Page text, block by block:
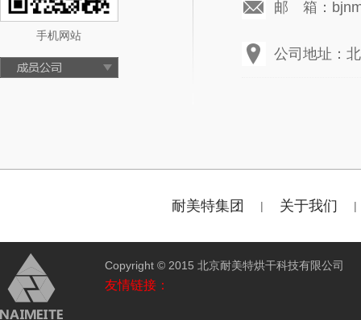
手机网站
邮 箱：
公司地址：
耐美特集团 | 关于我们 |
Copyright © 2015 北京耐美特烘干科技有限公
友情链接：